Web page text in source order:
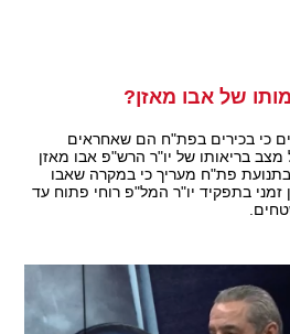
של אבו מאזן?
כי בכירים בפת"ח הם שאחראים
בריאותו של יו"ר הרש"פ אבו מאזן
פת"ח מעריך כי במקרה שאבו
זמני בתפקיד יו"ר המל"פ רוחי פתוח עד